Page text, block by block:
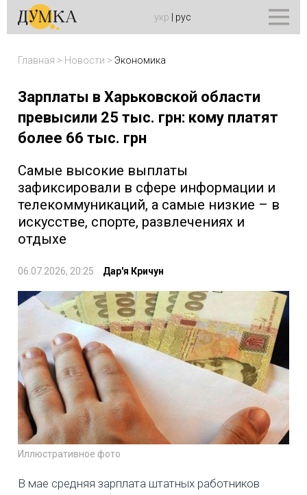
укр рус
Главная > Новости > Экономика
Зарплаты в Харьковской области
превысили 25 тыс. грн: кому платят
более 66 тыс. грн
Самые высокие выплаты
зафиксировали в сфере информации и
телекоммуникаций, а самые низкие – в
искусстве, спорте, развлечениях и
отдыхе
06.07.2026, 20:25 Дар'я Кричун
Иллюстративное фото
В мае средняя зарплата штатных работников